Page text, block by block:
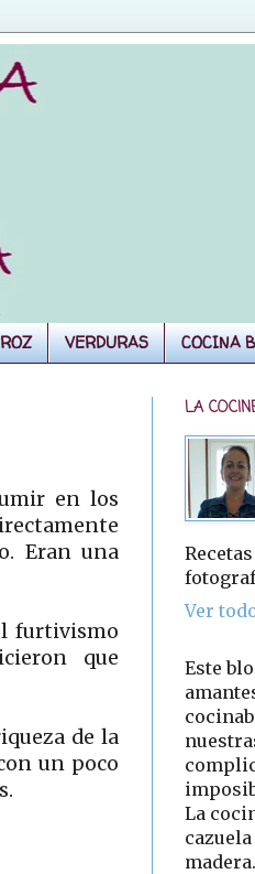
VERDURAS COCINA
en los
Eran una
furtivismo
que
de la
un poco
LA
Ver
Este
La